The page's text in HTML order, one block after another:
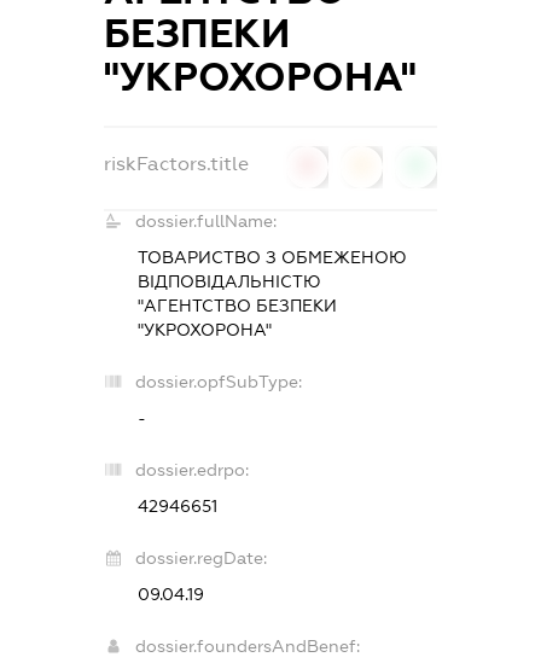
БЕЗПЕКИ
"УКРОХОРОНА"
riskFactors.title
dossier.fullName:
ТОВАРИСТВО З ОБМЕЖЕНОЮ
ВІДПОВІДАЛЬНІСТЮ
"АГЕНТСТВО БЕЗПЕКИ
"УКРОХОРОНА"
dossier.opfSubType:
-
dossier.edrpo:
42946651
dossier.regDate:
09.04.19
dossier.foundersAndBenef: